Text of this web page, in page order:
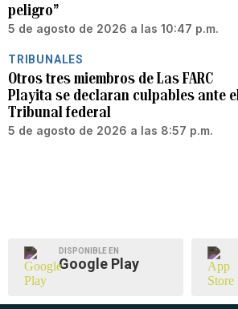
peligro”
5 de agosto de 2026 a las 10:47 p.m.
TRIBUNALES
Otros tres miembros de Las FARC
Playita se declaran culpables ante el
Tribunal federal
5 de agosto de 2026 a las 8:57 p.m.
DISPONIBLE EN
Google Play